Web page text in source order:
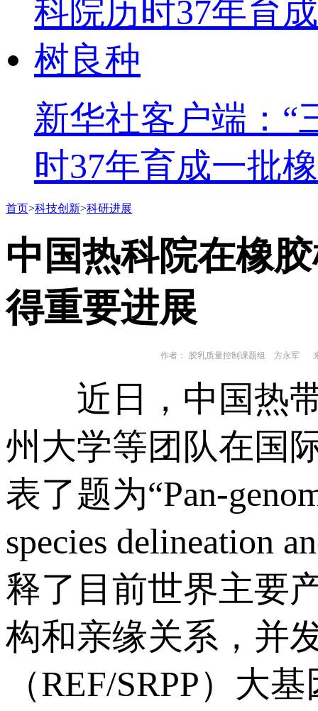
新华社客户端：
时37年育成一批
首页>科技创新>科研进展
中国热科院在橡
得重要进展
作者： 胶乳质量控制课题组 方永军
近日，中国热带
州大学等团队在国
表了题为“Pan-
species delineation
释了目前世界主要
构和亲缘关系，并
（REF/SRPP）大